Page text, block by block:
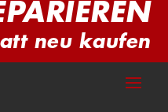
neu kaufen